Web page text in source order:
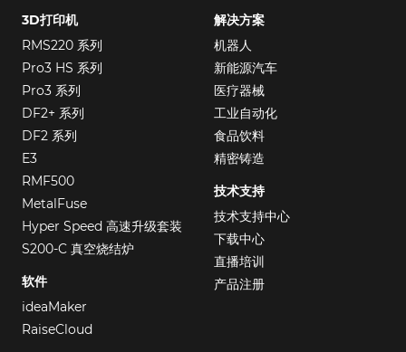
3D打印机
RMS220 系列
Pro3 HS 系列
Pro3 系列
DF2+ 系列
DF2 系列
E3
RMF500
MetalFuse
Hyper Speed 高速升级套装
S200-C 真空烧结炉
软件
ideaMaker
RaiseCloud
解决方案
机器人
新能源汽车
医疗器械
工业自动化
食品饮料
精密铸造
技术支持
技术支持中心
下载中心
直播培训
产品注册